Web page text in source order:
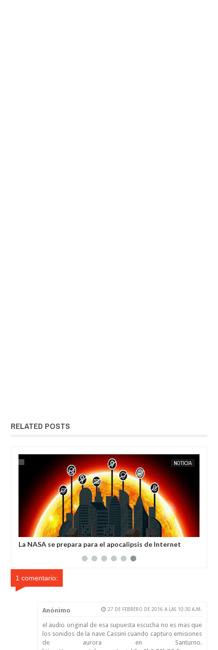
RELATED POSTS
SEP 04, 2023
NOTICIA
se acercará a
La NASA se prepara para el apocalipsis
1 comentario:
Anónimo 27 DE FEBRERO DE 2016 A LAS 10:30 A.M.
el audio original de esa supuesta escucha no es mas que
los sonidos de la nave Cassini cuando capturo emisiones
de aurora en Santurno.